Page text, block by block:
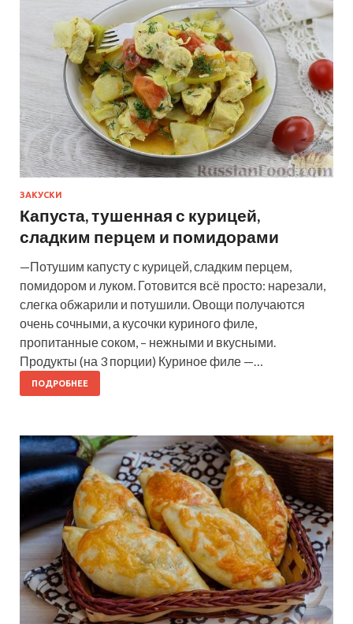
ЗАКУСКИ
Капуста, тушенная с курицей,
сладким перцем и помидорами
—Потушим капусту с курицей, сладким перцем,
помидором и луком. Готовится всё просто: нарезали,
слегка обжарили и потушили. Овощи получаются
очень сочными, а кусочки куриного филе,
пропитанные соком, – нежными и вкусными.
Продукты (на 3 порции) Куриное филе —…
ПОДРОБНЕЕ